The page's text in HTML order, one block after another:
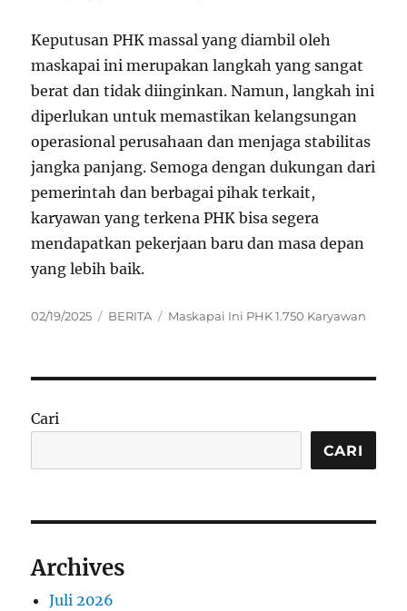
Keputusan PHK massal yang diambil oleh
maskapai ini merupakan langkah yang sangat
berat dan tidak diinginkan. Namun, langkah ini
diperlukan untuk memastikan kelangsungan
operasional perusahaan dan menjaga stabilitas
jangka panjang. Semoga dengan dukungan dari
pemerintah dan berbagai pihak terkait,
karyawan yang terkena PHK bisa segera
mendapatkan pekerjaan baru dan masa depan
yang lebih baik.
Posted
02/19/2025 Categories
BERITA Tags
Maskapai Ini PHK 1.750 Karyawan
Cari
CARI
Archives
Juli 2026